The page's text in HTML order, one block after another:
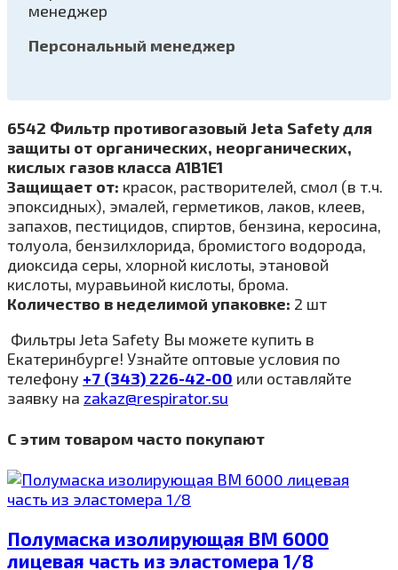
Персональный менеджер
6542 Фильтр противогазовый Jeta Safety для
защиты от органических, неорганических,
кислых газов класса A1B1E1
Защищает от: красок, растворителей, смол (в т.ч.
эпоксидных), эмалей, герметиков, лаков, клеев,
запахов, пестицидов, спиртов, бензина, керосина,
толуола, бензилхлорида, бромистого водорода,
диоксида серы, хлорной кислоты, этановой
кислоты, муравьиной кислоты, брома.
Количество в неделимой упаковке: 2 шт
Фильтры Jeta Safety Вы можете купить в
Екатеринбурге! Узнайте оптовые условия по
телефону +7 (343) 226-42-00 или оставляйте
заявку на zakaz@respirator.su
С этим товаром часто покупают
Полумаска изолирующая ВМ 6000
лицевая часть из эластомера 1/8